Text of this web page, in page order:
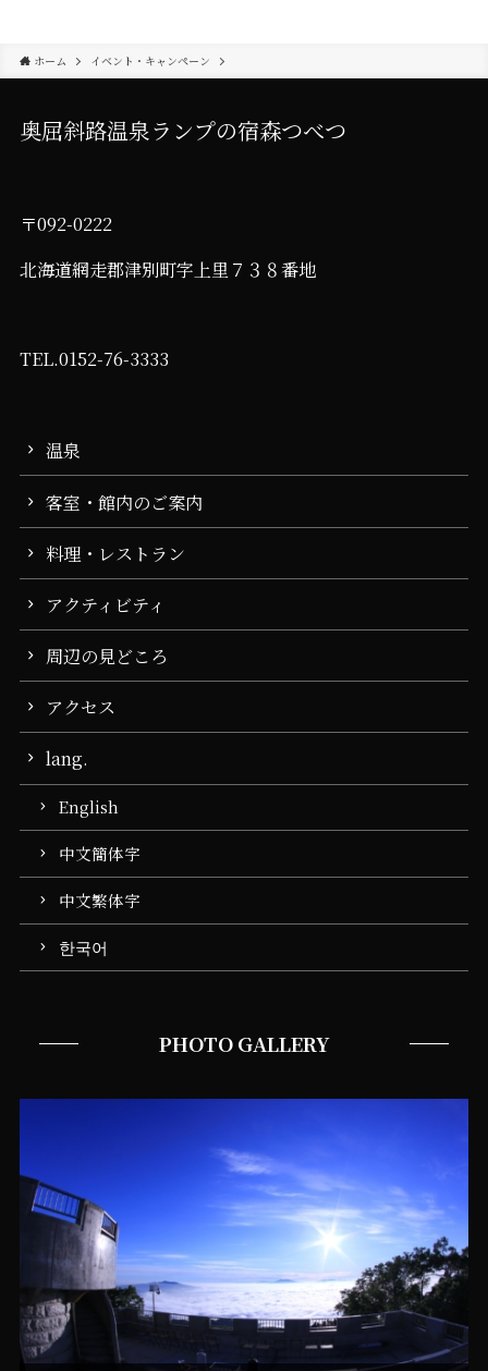
ホーム イベント・キャンペーン
奥屈斜路温泉ランプの宿森つべつ
〒092-0222
北海道網走郡津別町字上里７３８番地
TEL.0152-76-3333
温泉
客室・館内のご案内
料理・レストラン
アクティビティ
周辺の見どころ
アクセス
lang.
English
中文簡体字
中文繁体字
한국어
PHOTO GALLERY